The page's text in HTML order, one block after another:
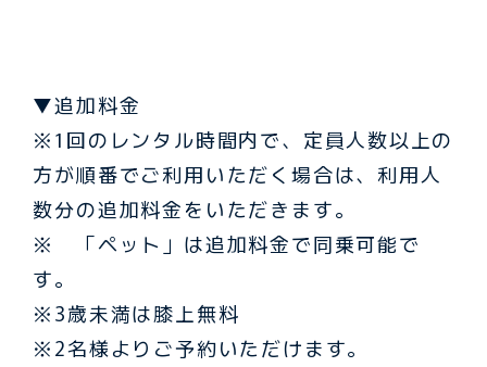
▼追加料金
※1回のレンタル時間内で、定員人数以上の
方が順番でご利用いただく場合は、利用人
数分の追加料金をいただきます。
※ 「ペット」は追加料金で同乗可能で
す。
※3歳未満は膝上無料
※2名様よりご予約いただけます。